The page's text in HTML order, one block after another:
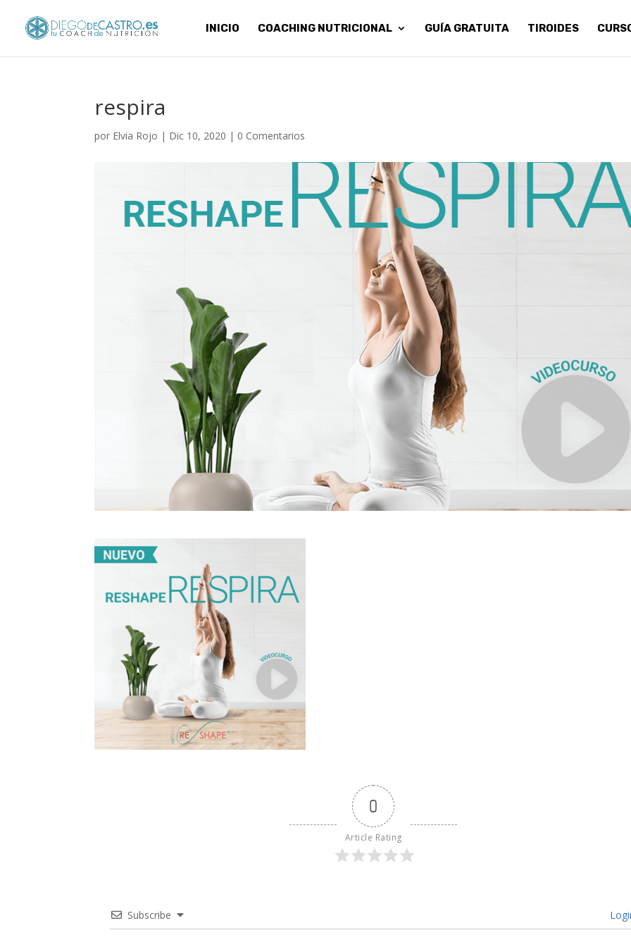
INICIO COACHING NUTRICIONAL GUÍA GRATUITA TIROIDES
respira
por Elvia Rojo | Dic 10, 2020 | 0 Comentarios
0
Article Rating
Subscribe